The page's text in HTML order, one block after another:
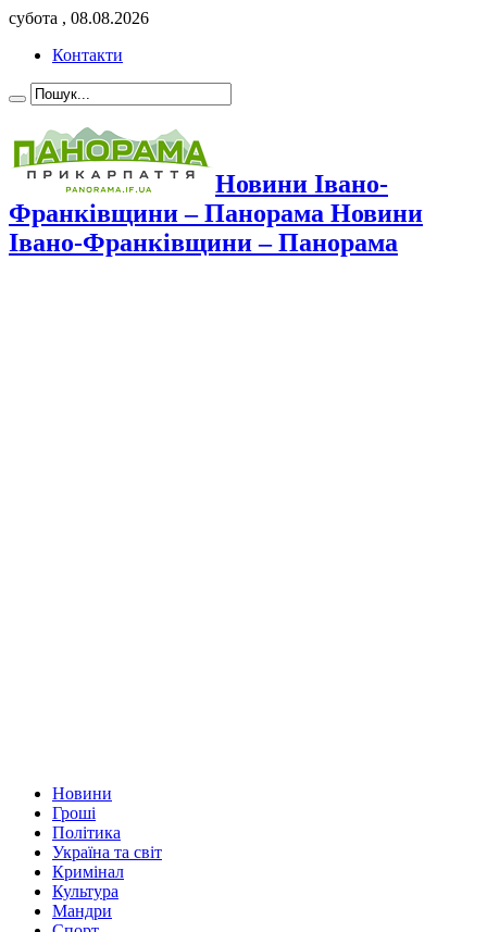
субота , 08.08.2026
Контакти
Новини Івано-
Франківщини – Панорама Новини
Івано-Франківщини – Панорама
Новини
Гроші
Політика
Україна та світ
Кримінал
Культура
Мандри